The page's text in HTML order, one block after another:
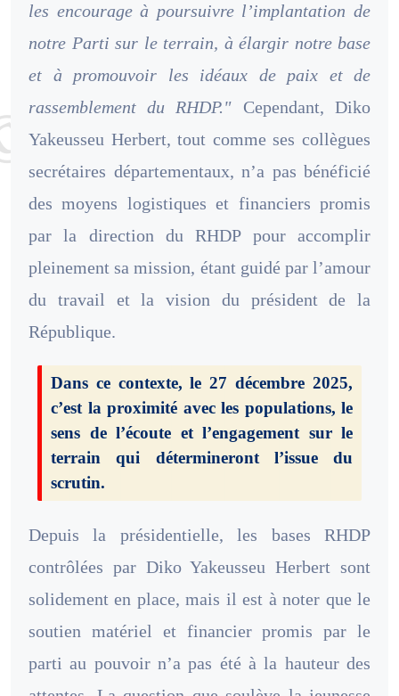
les encourage à poursuivre l’implantation de
notre Parti sur le terrain, à élargir notre base
et à promouvoir les idéaux de paix et de
rassemblement du RHDP."
Cependant, Diko
Yakeusseu Herbert, tout comme ses collègues
secrétaires départementaux, n’a pas bénéficié
des moyens logistiques et financiers promis
par la direction du RHDP pour accomplir
pleinement sa mission, étant guidé par l’amour
du travail et la vision du président de la
République.
Dans ce contexte, le 27 décembre 2025,
c’est la proximité avec les populations, le
sens de l’écoute et l’engagement sur le
terrain qui détermineront l’issue du
scrutin.
Depuis la présidentielle, les bases RHDP
contrôlées par Diko Yakeusseu Herbert sont
solidement en place, mais il est à noter que le
soutien matériel et financier promis par le
parti au pouvoir n’a pas été à la hauteur des